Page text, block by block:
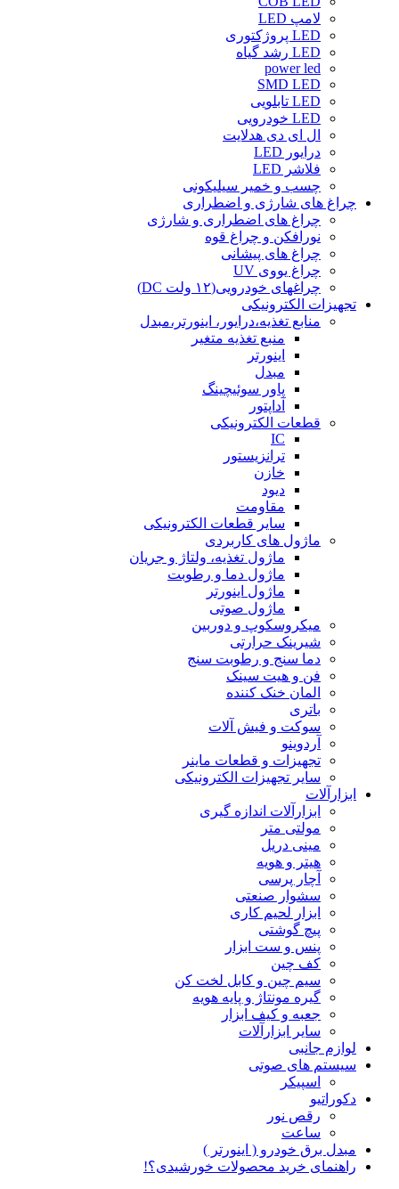
لامپ LED
LED پروژکتوری
LED رشد گیاه
power led
SMD LED
LED تابلویی
LED خودرویی
ال ای دی هدلایت
درایور LED
فلاشر LED
چسب و خمیر سیلیکونی
چراغ های شارژی و اضطراری
چراغ های اضطراری و شارژی
نورافکن و چراغ قوه
چراغ های پیشانی
چراغ یووی UV
چراغهای خودرویی(۱۲ ولت DC)
تجهیزات الکترونیکی
منابع تغذیه،درایور، اینورتر،مبدل
منبع تغذیه متغیر
اینورتر
مبدل
پاور سوئیچینگ
آداپتور
قطعات الکترونیکی
IC
ترانزیستور
خازن
دیود
مقاومت
سایر قطعات الکترونیکی
ماژول های کاربردی
ماژول تغذیه، ولتاژ و جریان
ماژول دما و رطوبت
ماژول اینورتر
ماژول صوتی
میکروسکوپ و دوربین
شیرینک حرارتی
دما سنج و رطوبت سنج
فن و هیت سینک
المان خنک کننده
باتری
سوکت و فیش آلات
آردوینو
تجهیزات و قطعات ماینر
سایر تجهیزات الکترونیکی
ابزارآلات
ابزارآلات اندازه گیری
مولتی متر
مینی دریل
هیتر و هویه
آچار پرسی
سشوار صنعتی
ابزار لحیم کاری
پیچ گوشتی
پنس و ست ابزار
کف چین
سیم چین و کابل لخت کن
گیره مونتاژ و پایه هویه
جعبه و کیف ابزار
سایر ابزارآلات
لوازم جانبی
سیستم های صوتی
اسپیکر
دکوراتیو
رقص نور
ساعت
مبدل برق خودرو ( اینورتر )
راهنمای خرید محصولات خورشیدی؟!